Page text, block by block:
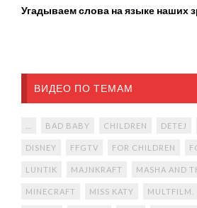
Угадываем слова на языке наших
ВИДЕО ПО ТЕМАМ
BAD BABY CHILDREN DETEJ
DISNEY FFGTV FOR CHILDREN
LUNTIK MAJNKRAFT MASHA AND
MINECRAFT MISS KATY MULTFILM.